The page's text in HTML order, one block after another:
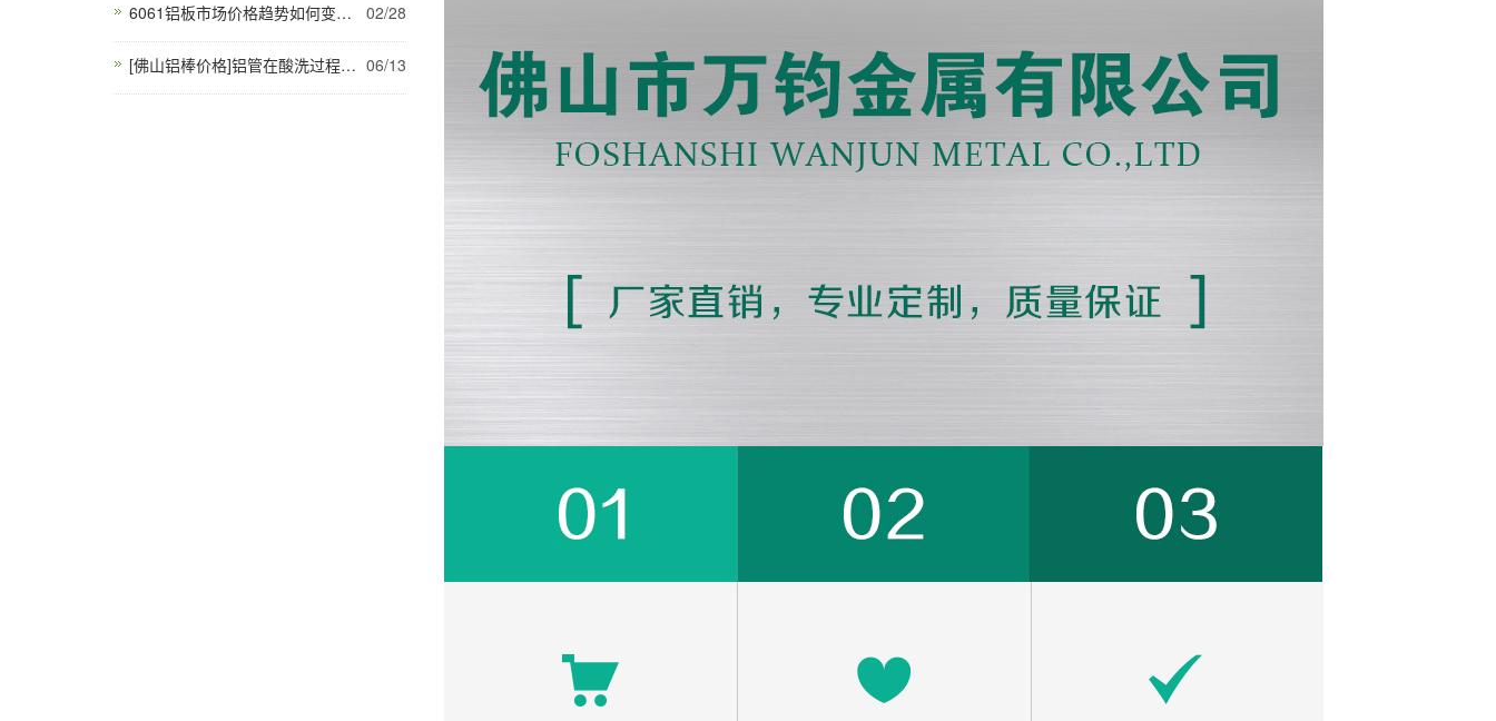
6061铝板市场价格趋势如何变化？ 02/28
[佛山铝棒价格]铝管在酸洗过程中影响防锈效果的主要因素有哪些 06/13